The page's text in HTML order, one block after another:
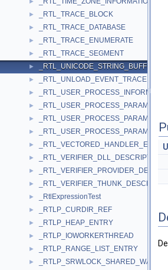
► _RTL_TRACE_BLOCK
► _RTL_TRACE_DATABASE
► _RTL_TRACE_ENUMERATE
► _RTL_TRACE_SEGMENT
► _RTL_UNICODE_STRING_BUFFER
► _RTL_UNLOAD_EVENT_TRACE
► _RTL_USER_PROCESS_INFORMATION
► _RTL_USER_PROCESS_PARAMETERS
►
►
► _RTL_VECTORED_HANDLER_ENTRY
► _RTL_VERIFIER_DLL_DESCRIPTOR
►
►
► _RtlExpressionTest
► _RTLP_CURDIR_REF
► _RTLP_HEAP_ENTRY
► _RTLP_IOWORKERTHREAD
► _RTLP_RANGE_LIST_ENTRY
► _RTLP_SRWLOCK_SHARED_WAKE